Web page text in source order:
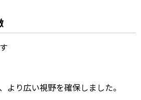
より広い視野を確保しました。